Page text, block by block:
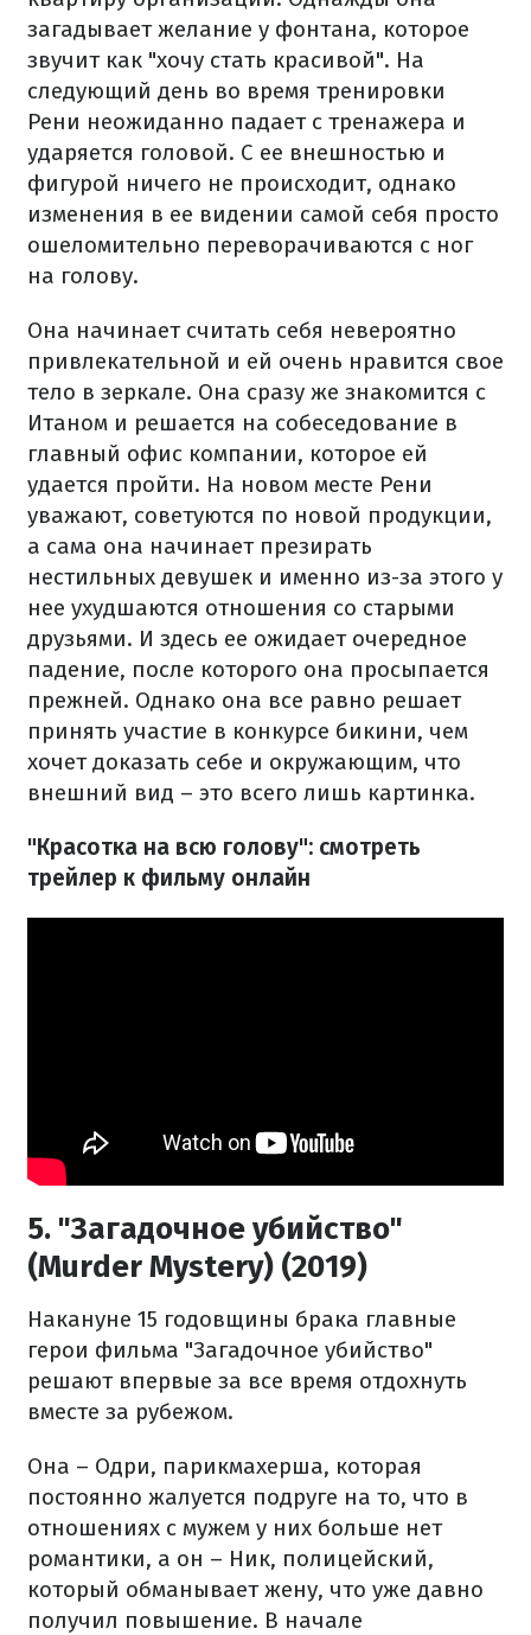
загадывает желание у фонтана, которое
звучит как "хочу стать красивой". На
следующий день во время тренировки
Рени неожиданно падает с тренажера и
ударяется головой. С ее внешностью и
фигурой ничего не происходит, однако
изменения в ее видении самой себя просто
ошеломительно переворачиваются с ног
на голову.
Она начинает считать себя невероятно
привлекательной и ей очень нравится свое
тело в зеркале. Она сразу же знакомится с
Итаном и решается на собеседование в
главный офис компании, которое ей
удается пройти. На новом месте Рени
уважают, советуются по новой продукции,
а сама она начинает презирать
нестильных девушек и именно из-за этого у
нее ухудшаются отношения со старыми
друзьями. И здесь ее ожидает очередное
падение, после которого она просыпается
прежней. Однако она все равно решает
принять участие в конкурсе бикини, чем
хочет доказать себе и окружающим, что
внешний вид – это всего лишь картинка.
"Красотка на всю голову": смотреть
трейлер к фильму онлайн
5. "Загадочное убийство"
(Murder Mystery) (2019)
Накануне 15 годовщины брака главные
герои фильма "Загадочное убийство"
решают впервые за все время отдохнуть
вместе за рубежом.
Она – Одри, парикмахерша, которая
постоянно жалуется подруге на то, что в
отношениях с мужем у них больше нет
романтики, а он – Ник, полицейский,
который обманывает жену, что уже давно
получил повышение. В начале